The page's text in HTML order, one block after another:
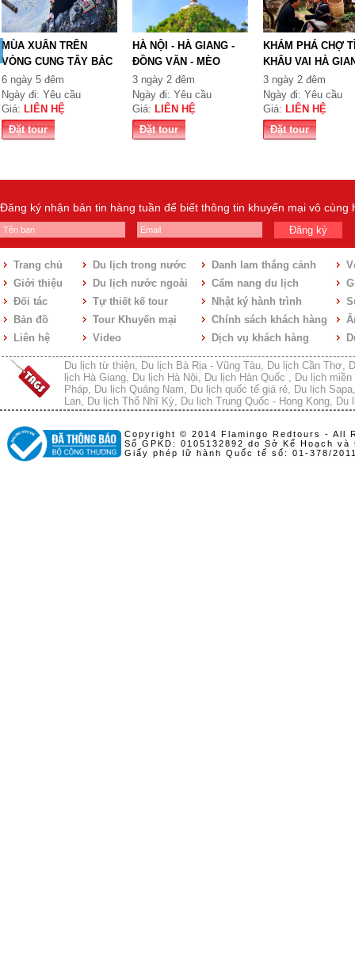
MÙA XUÂN TRÊN
VÒNG CUNG TÂY BẮC
TỔ QUỐ...
6 ngày 5 đêm
Ngày đi: Yêu cầu
Giá: LIÊN HỆ
Đặt tour
HÀ NỘI - HÀ GIANG -
ĐỒNG VĂN - MÈO
VẠC...
3 ngày 2 đêm
Ngày đi: Yêu cầu
Giá: LIÊN HỆ
Đặt tour
KHÁM PHÁ CHỢ
KHÂU VAI HÀ
3 ngày 2 đêm
Ngày đi: Yêu cầu
Giá: LIÊN HỆ
Đặt tour
Đăng ký nhận bản tin hàng tuần để biết thông tin khuyến mại vô cùng
Đăng ký
Trang chủ
Giới thiệu
Đối tác
Bản đồ
Liên hệ
Du lịch trong nước
Du lịch nước ngoài
Tự thiết kế tour
Tour Khuyến mại
Video
Danh lam thắng cảnh
Cẩm nang du lịch
Nhật ký hành trình
Chính sách khách hàng
Dịch vụ khách hàng
Du lịch từ thiện Du lịch Bà Rịa - Vũng Tàu Du lịch Cần Thơ
lịch Hà Giang
Du lịch Hà Nội Du lịch Hàn Quốc
Du lịch miền
Pháp
Du lịch Quảng Nam Du lịch quốc tế giá rẻ Du lịch Sapa
Lan
Du lịch Thổ Nhĩ Kỳ Du lịch Trung Quốc - Hong Kong Du
Copyright © 2014 Flamingo Redtours - All
Số GPKD: 0105132892 do Sở Kế Hoạch
Giấy phép lữ hành Quốc tế số: 01-378/